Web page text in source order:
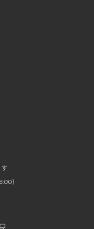
）